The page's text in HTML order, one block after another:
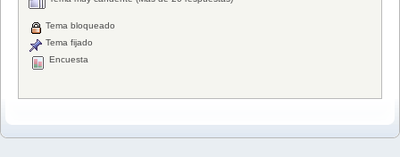
Tema bloqueado
Tema fijado
Encuesta